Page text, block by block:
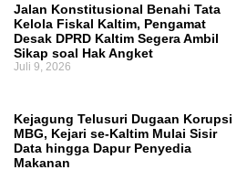
Jalan Konstitusional Benahi Tata
Kelola Fiskal Kaltim, Pengamat
Desak DPRD Kaltim Segera Ambil
Sikap soal Hak Angket
Juli 9, 2026
Kejagung Telusuri Dugaan Korupsi
MBG, Kejari se-Kaltim Mulai Sisir
Data hingga Dapur Penyedia
Makanan